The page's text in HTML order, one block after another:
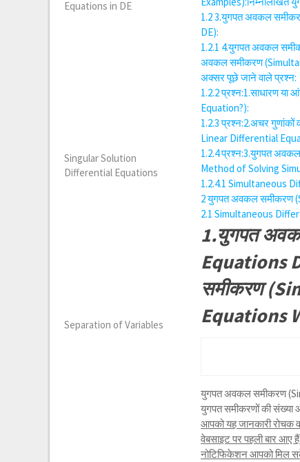
1.23.युगपत अवकल
DE):
1.2.1 4.युगपत अवकल
अवकल समीकरण
अक्सर पूछे जाने वाले प्रश्न:
1.2.2प्रश्न:1.साधारण
Equation?):
1.2.3 प्रश्न:2.अचर गुणांकों
Linear Differential
1.2.4प्रश्न:3.युगपत अवकल
Method of Solving
1.2.4.1 Simultaneous
2युगपत अवकल समीकरण
2.1 Simultaneous
1.युगपत
Equations
समीकरण
Equations
युगपत अवकल समीकरण
युगपत समीकरणों की संख्या
आपको यह जानकारी रोचक
वेबसाइट पर पहली बार
नोटिफिकेशन आपको मिल
Equations in DE
Singular Solution
Differential Equations
Separation of Variables